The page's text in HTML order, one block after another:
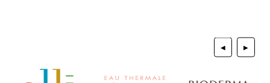
◀ ▶